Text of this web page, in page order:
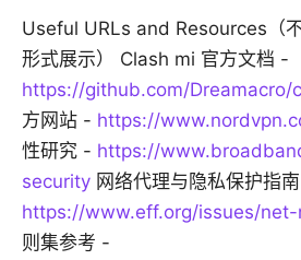
Useful URLs and Resources（
形式展示） Clash mi 官方文档 -
https://github.com/Dreamacro/
方网站 - https://
性研究 - https://
security 网络代理与隐私保护指
https://www.eff.org/issues/
则集参考 -